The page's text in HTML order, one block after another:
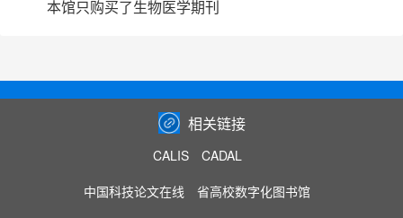
本馆只购买了生物医学期刊
相关链接
CALIS
CADAL
中国科技论文在线
省高校数字化图书馆